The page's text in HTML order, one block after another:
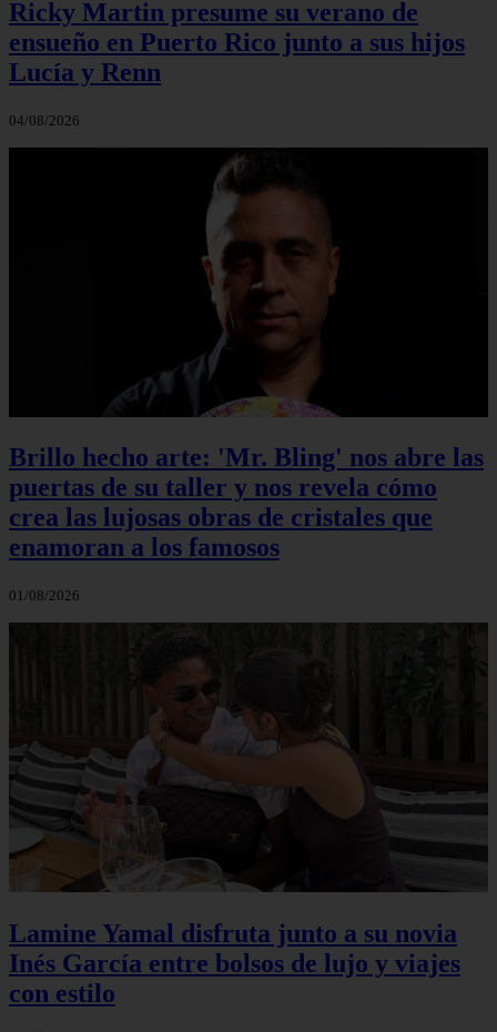
Ricky Martin presume su verano de
ensueño en Puerto Rico junto a sus hijos
Lucía y Renn
04/08/2026
Brillo hecho arte: 'Mr. Bling' nos abre las
puertas de su taller y nos revela cómo
crea las lujosas obras de cristales que
enamoran a los famosos
01/08/2026
Lamine Yamal disfruta junto a su novia
Inés García entre bolsos de lujo y viajes
con estilo